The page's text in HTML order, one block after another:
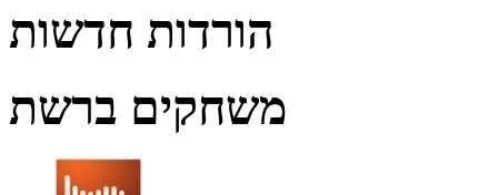
הורדות חדשות
משחקים ברשת